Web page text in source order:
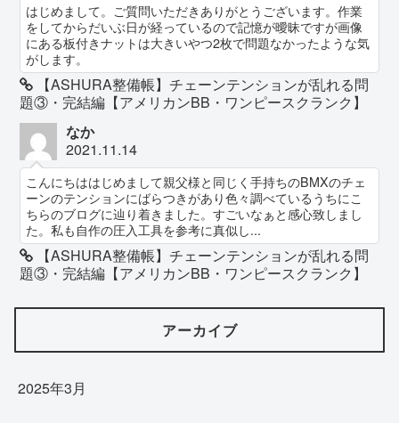
はじめまして。ご質問いただきありがとうございます。作業
をしてからだいぶ日が経っているので記憶が曖昧ですが画像
にある板付きナットは大きいやつ2枚で問題なかったような気
がします。
【ASHURA整備帳】チェーンテンションが乱れる問
題③・完結編【アメリカンBB・ワンピースクランク】
なか
2021.11.14
こんにちははじめまして親父様と同じく手持ちのBMXのチェ
ーンのテンションにばらつきがあり色々調べているうちにこ
ちらのブログに辿り着きました。すごいなぁと感心致しまし
た。私も自作の圧入工具を参考に真似し...
【ASHURA整備帳】チェーンテンションが乱れる問
題③・完結編【アメリカンBB・ワンピースクランク】
アーカイブ
2025年3月